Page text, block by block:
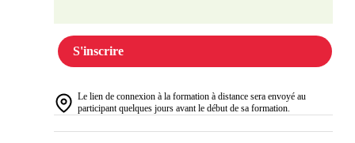
S'inscrire
Le lien de connexion à la formation à distance sera envoyé au
participant quelques jours avant le début de sa formation.